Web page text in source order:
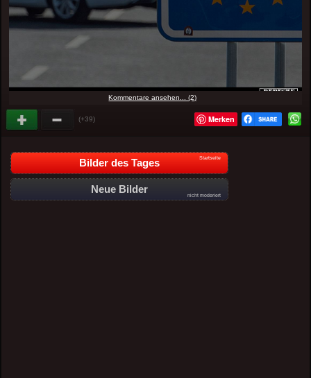
Kommentare ansehen... (2)
(+39) Merken
Bilder des Tages Startseite
Neue Bilder
nicht moderiert